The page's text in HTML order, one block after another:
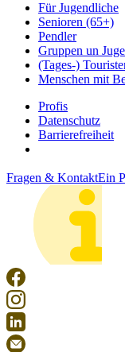
Für Jugendliche
Senioren (65+)
Pendler
Gruppen un
(Tages-)
Menschen mit
Profis
Datenschutz
Barrierefreiheit
Fragen & KontaktEin